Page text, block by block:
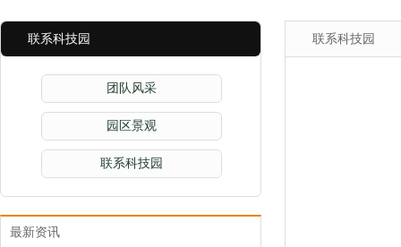
联系科技园
团队风采
园区景观
联系科技园
最新资讯
联系科技园